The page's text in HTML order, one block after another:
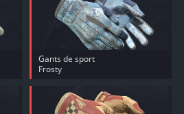
Gants de sport
Frosty